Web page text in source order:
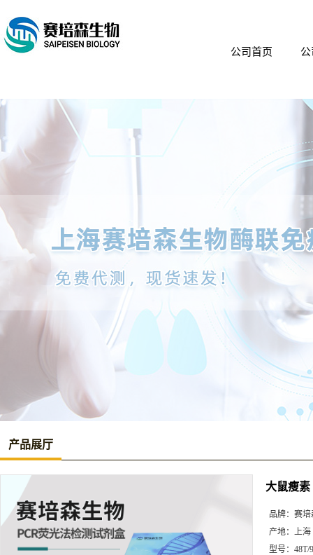
公司首页
产品展厅
大鼠瘦素
品牌： 赛培
产地： 上海
型号： 48T/